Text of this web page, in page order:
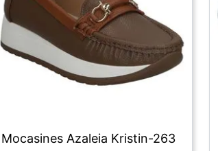
Mocasines Azaleia Kristin-263